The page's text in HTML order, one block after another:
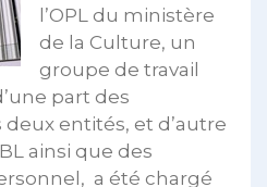
l’OPL du ministère
de la Culture, un
groupe de travail
part des
entités, et d’autre
ainsi que des
a été chargé